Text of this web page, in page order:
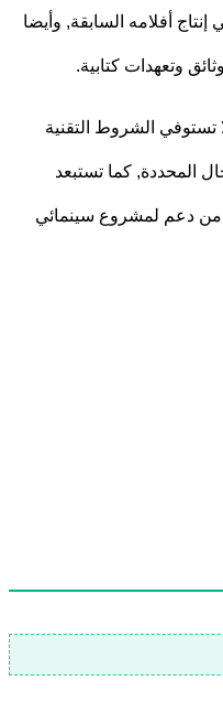
أفلامه السابقة, وأيضا
كتابية.
الشروط التقنية
كما تستبعد
لمشروع سينمائي